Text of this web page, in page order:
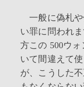
一般に偽札や
い罪に問われ
方この 500ウ
いて間違えて
が、こうした